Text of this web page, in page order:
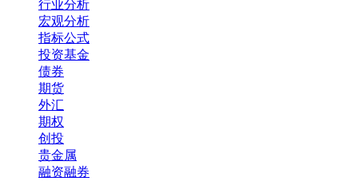
行业分析
宏观分析
指标公式
投资基金
债券
期货
外汇
期权
创投
贵金属
融资融券